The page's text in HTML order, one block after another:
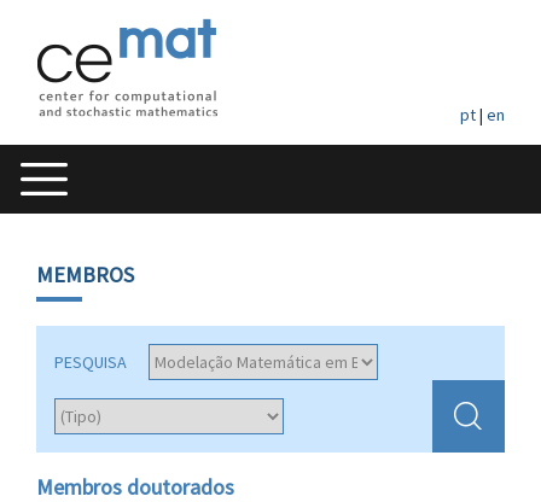
pt| en
MEMBROS
PESQUISA
Membros doutorados